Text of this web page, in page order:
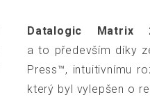
Datalogic Matrix
a to především díky
Press™, intuitivnímu
který byl vylepšen o